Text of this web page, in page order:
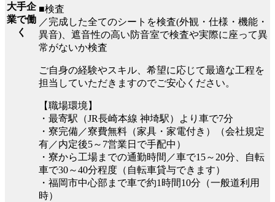
大手企
業で働
く
■検査
／完成した全てのシートを検査(外観・仕様・機能・
異音)、遮音性の高い防音室で検査や実際に座って異
常がないか検査
ご自身の経験やスキル、希望に応じて最適な工程を
担当していただきますのでご安心ください。
【職場環境】
・最寄駅（JR長崎本線 神埼駅）より車で7分
・寮完備／寮費無料（家具・家電付き）（会社規定
有／内定後5～7営業日で手配中）
・寮から工場までの通勤時間／車で15～20分、自転
車で30～40分程度（自転車貸与できます）
・福岡市中心部まで車で約1時間10分（一般道利用
時）